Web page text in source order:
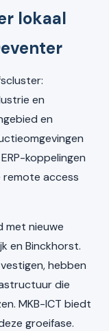
lokaal
en
en
koppelingen
access
met nieuwe
en Binckhorst.
hebben
die
MKB-ICT biedt
groeifase.